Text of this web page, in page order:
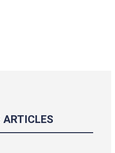
ARTICLES